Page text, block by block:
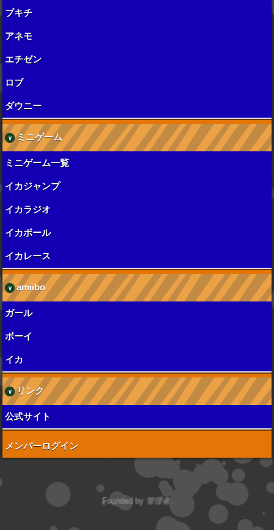
ブキチ
アネモ
エチゼン
ロブ
ダウニー
ミニゲーム
ミニゲーム一覧
イカジャンプ
イカラジオ
イカボール
イカレース
amiibo
ガール
ボーイ
イカ
リンク
公式サイト
メンバーログイン
Founded by 管理者.